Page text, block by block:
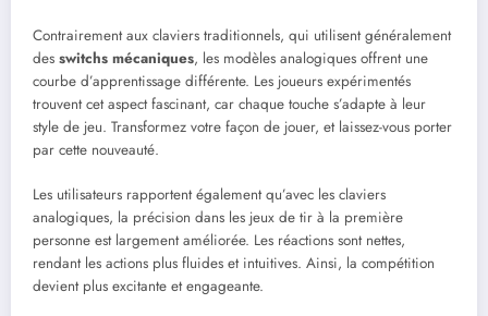
Contrairement aux claviers traditionnels, qui utilisent généralement
des switchs mécaniques, les modèles analogiques offrent une
courbe d’apprentissage différente. Les joueurs expérimentés
trouvent cet aspect fascinant, car chaque touche s’adapte à leur
style de jeu. Transformez votre façon de jouer, et laissez-vous porter
par cette nouveauté.
Les utilisateurs rapportent également qu’avec les claviers
analogiques, la précision dans les jeux de tir à la première
personne est largement améliorée. Les réactions sont nettes,
rendant les actions plus fluides et intuitives. Ainsi, la compétition
devient plus excitante et engageante.